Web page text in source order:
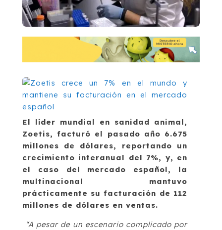
El líder mundial en sanidad animal,
Zoetis, facturó el pasado año 6.675
millones de dólares, reportando un
crecimiento interanual del 7%, y, en
el caso del mercado español, la
multinacional mantuvo
prácticamente su facturación de 112
millones de dólares en ventas.
“A pesar de un escenario complicado por